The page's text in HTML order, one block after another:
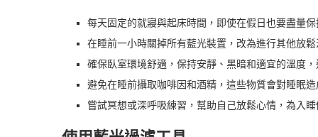
每天固定的就寢與起床時間，即使在假日也要盡量
在睡前一小時關掉所有藍光裝置，改為進行其他放
確保臥室環境舒適，保持安靜、黑暗和適宜的溫度
避免在睡前攝取咖啡因和酒精，這些物質會對睡眠
嘗試冥想或深呼吸練習，幫助自己放鬆心情，為入